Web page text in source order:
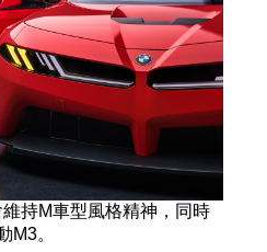
持M車型風格精神，同時
M3。